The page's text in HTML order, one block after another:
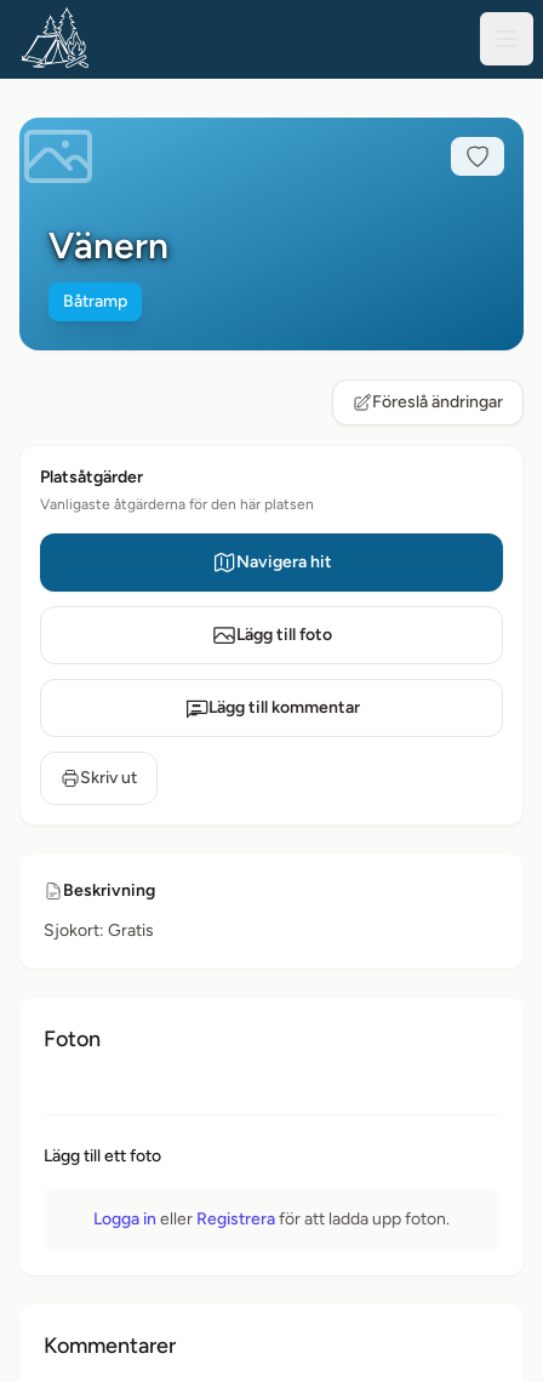
Vänern
Båtramp
Föreslå ändringar
Platsåtgärder
Vanligaste åtgärderna för den här platsen
Navigera hit
Lägg till foto
Lägg till kommentar
Skriv ut
Beskrivning
Sjokort: Gratis
Foton
Lägg till ett foto
Logga in eller Registreraför att ladda upp foton.
Kommentarer